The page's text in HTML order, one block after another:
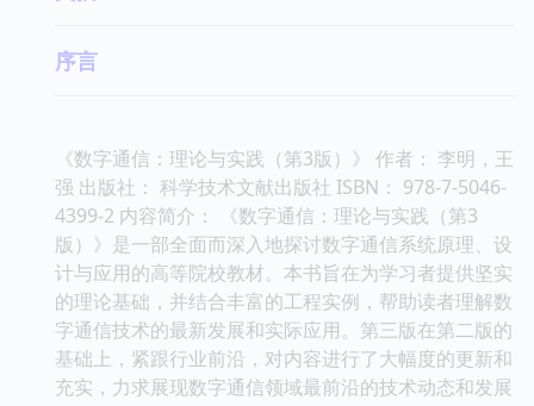
序言
《数字通信：理论与实践（第3版）》 作者： 李明，王
强 出版社： 科学技术文献出版社 ISBN： 978-7-5046-
4399-2 内容简介： 《数字通信：理论与实践（第3
版）》是一部全面而深入地探讨数字通信系统原理、设
计与应用的高等院校教材。本书旨在为学习者提供坚实
的理论基础，并结合丰富的工程实例，帮助读者理解数
字通信技术的最新发展和实际应用。第三版在第二版的
基础上，紧跟行业前沿，对内容进行了大幅度的更新和
充实，力求展现数字通信领域最前沿的技术动态和发展